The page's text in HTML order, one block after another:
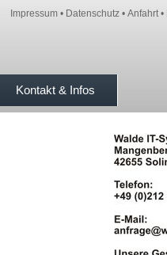
Impressum • Datenschutz • Anfahrt•
Kontakt & Infos